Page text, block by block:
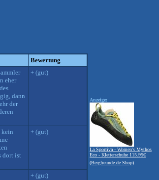
Bewertung
eher
dann
der
+ (gut)
kein
dort ist
+ (gut)
+ (gut)
Anzeige:
La Sportiva - Women's Mythos
Eco - Kletterschuhe 115.95€
(Bergfreunde.de Shop)